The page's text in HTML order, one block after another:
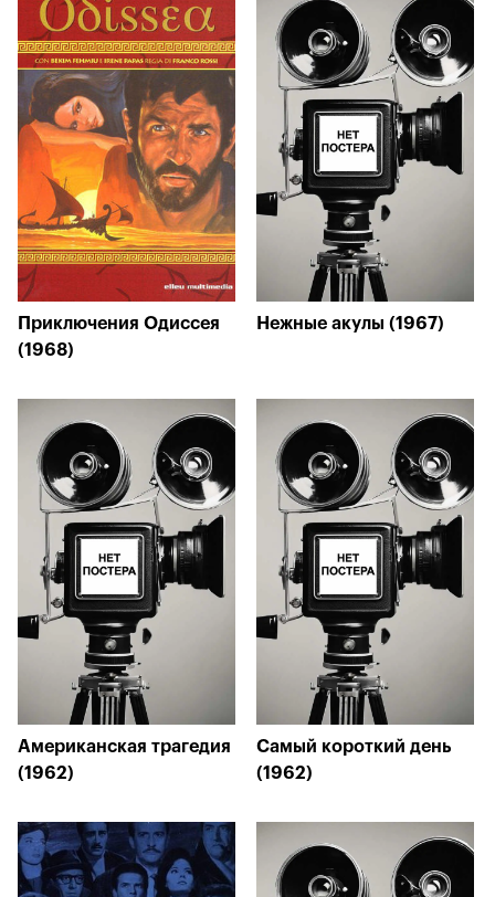
Приключения Одиссея
(1968)
Нежные акулы (1967)
Американская трагедия
(1962)
Самый короткий день
(1962)